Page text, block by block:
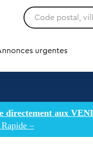
urgentes
directement aux
–